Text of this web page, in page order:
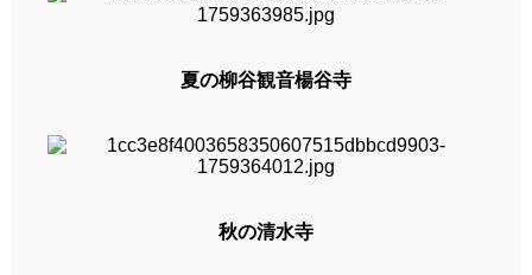
夏の柳谷観音楊谷寺
秋の清水寺